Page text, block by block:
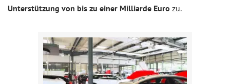
Unterstützung von bis zu einer Milliarde Euro zu.